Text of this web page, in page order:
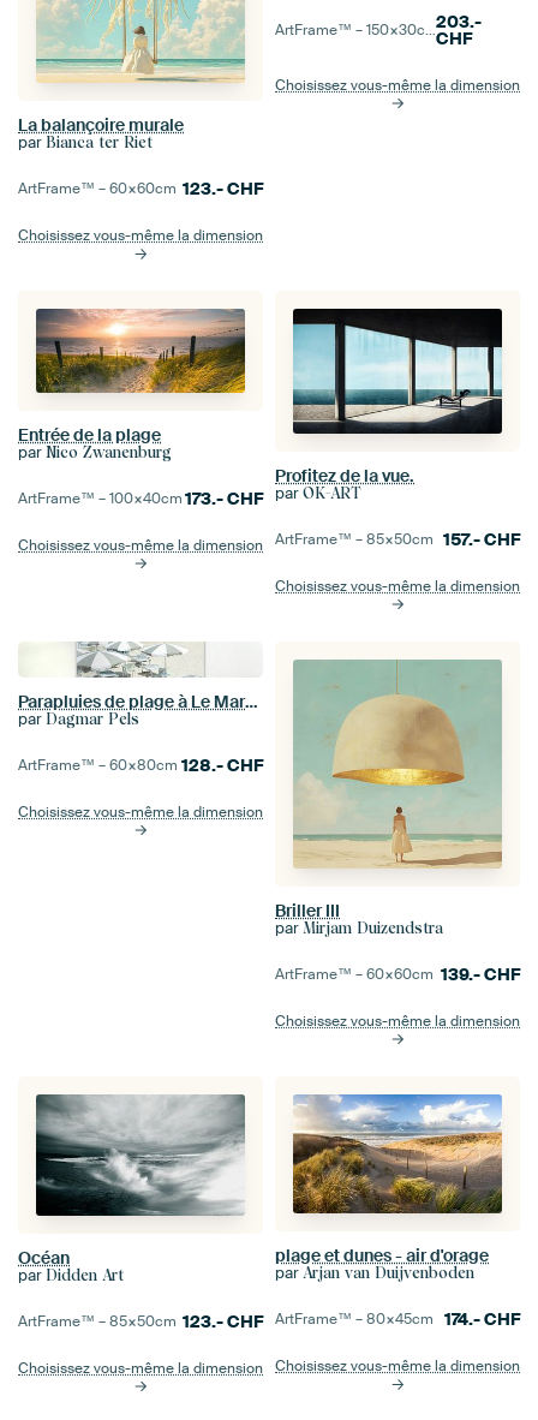
La balançoire murale
par Bianca ter Riet
ArtFrame™ –60×60cm 123.-CHF
Choisissez vous-même la dimension
ArtFrame™ –150×30cm 203.-
CHF
Choisissez vous-même la dimension
Entrée de la plage
par Nico Zwanenburg
ArtFrame™ –100×40cm173.-CHF
Choisissez vous-même la dimension
Profitez de la vue.
par OK-ART
ArtFrame™ –85×50cm 157.-CHF
Choisissez vous-même la dimension
Parapluies de plage à Le Marche, Italie - Photographie de voyage
par Dagmar Pels
ArtFrame™ –60×80cm 128.-CHF
Choisissez vous-même la dimension
Briller III
par Mirjam Duizendstra
ArtFrame™ –60×60cm 139.-CHF
Choisissez vous-même la dimension
Océan
par Didden Art
ArtFrame™ –85×50cm 123.-CHF
Choisissez vous-même la dimension
plage et dunes - air d'orage
par Arjan van Duijvenboden
ArtFrame™ –80×45cm 174.-CHF
Choisissez vous-même la dimension